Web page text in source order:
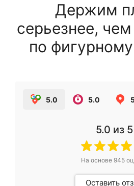
Держим
серьезнее,
по
5.0 5.0
5.0 из 5
На основе 945
Оставить